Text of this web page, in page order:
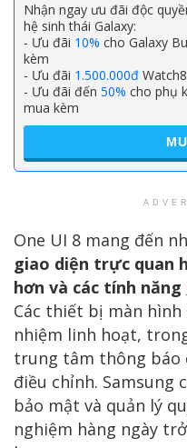
Nhận ngay ưu đãi độc
hệ sinh thái Galaxy:
- Ưu đãi 10% cho Galaxy
kèm
- Ưu đãi 1.500.000đ
- Ưu đãi đến 50% cho phụ
mua kèm
One UI 8 mang đến
giao diện trực quan
hơn và các tính năng
Các thiết bị màn
nhiệm linh hoạt,
trung tâm thông báo
điều chỉnh. Samsung
bảo mật và quản lý
nghiệm hàng ngày